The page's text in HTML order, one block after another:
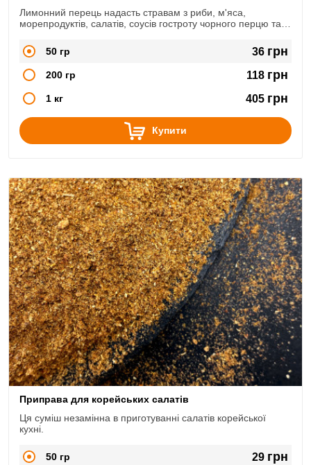
Лимонний перець надасть стравам з риби, м'яса,
морепродуктів, салатів, соусів гостроту чорного перцю та
50 гр
36 грн
200 гр 118 грн
1 кг 405 грн
Купити
Приправа для корейських салатів
Ця суміш незамінна в приготуванні салатів корейської
кухні.
50 гр 29 грн